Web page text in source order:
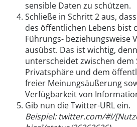
sensible Daten zu schützen.
Schließe in Schritt 2 aus,
des öffentlichen Lebens bist
Führungs- beziehungsweise
ausübst. Das ist wichtig,
unterscheidet zwischen dem
Privatsphäre und dem
freier Meinungsäußerung
Verfügbarkeit von
Gib nun die Twitter-URL ein.
Beispiel: twitter.com/#!/